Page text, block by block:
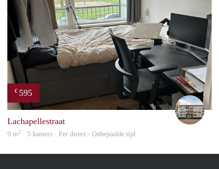
€ 595
Erik
Lachapellestraat
9 m2 · 5 kamers · Per direct - Onbepaalde tijd